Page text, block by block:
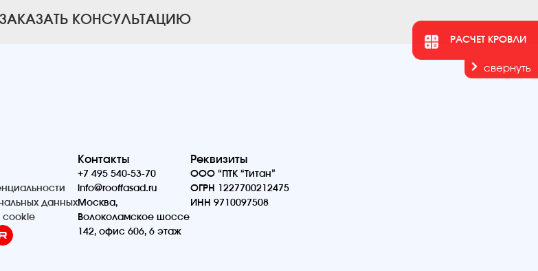
РАСЧЕТ КРОВЛИ
свернуть
ЗАКАЗАТЬ КОНСУЛЬТАЦИЮ
данных
cookie
Контакты
+7 495 540-53-70
info@rooffasad.ru
Москва,
Волоколамское шоссе
142, офис 606, 6 этаж
Реквизиты
ООО “ПТК “Титан”
ОГРН 1227700212475
ИНН 9710097508